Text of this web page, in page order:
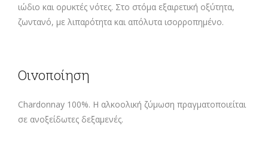
ιώδιο και ορυκτές νότες. Στο στόμα εξαιρετική οξύτητα,
ζωντανό, με λιπαρότητα και απόλυτα ισορροπημένο.
Οινοποίηση
Chardonnay 100%. Η αλκοολική ζύμωση πραγματοποιείται
σε ανοξείδωτες δεξαμενές.